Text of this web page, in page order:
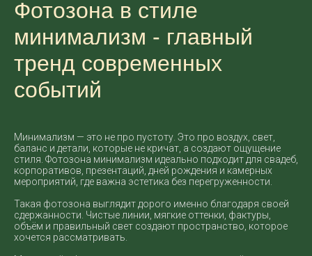
Фотозона в стиле
минимализм - главный
тренд современных
событий
Минимализм — это не про пустоту. Это про воздух, свет,
баланс и детали, которые не кричат, а создают ощущение
стиля. Фотозона минимализм идеально подходит для свадеб,
корпоративов, презентаций, дней рождения и камерных
мероприятий, где важна эстетика без перегруженности.
Такая фотозона выглядит дорого именно благодаря своей
сдержанности. Чистые линии, мягкие оттенки, фактуры,
объём и правильный свет создают пространство, которое
хочется рассматривать.